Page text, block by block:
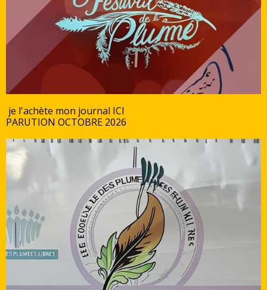
je l'achète mon journal ICI
PARUTION OCTOBRE 2026